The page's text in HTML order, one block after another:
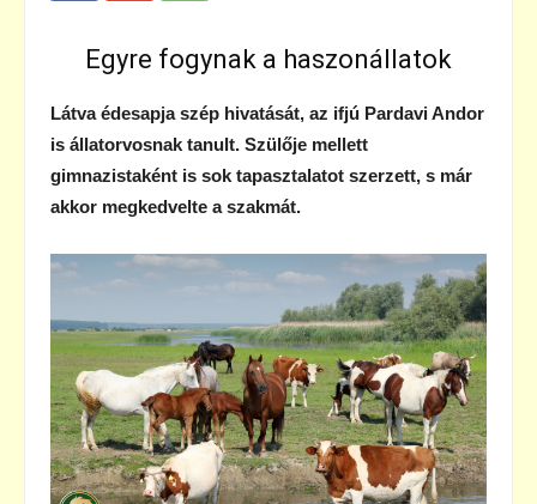
Egyre fogynak a haszonállatok
Látva édesapja szép hivatását, az ifjú Pardavi Andor
is állatorvosnak tanult. Szülője mellett
gimnazistaként is sok tapasztalatot szerzett, s már
akkor megkedvelte a szakmát.